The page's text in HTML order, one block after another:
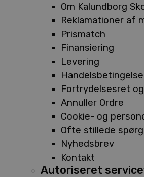
Om Kalundborg
Reklamationer af
Prismatch
Finansiering
Levering
Fortrydelsesret
Annuller Ordre
Cookie- og
Ofte stillede
Nyhedsbrev
Kontakt
Autoriseret service